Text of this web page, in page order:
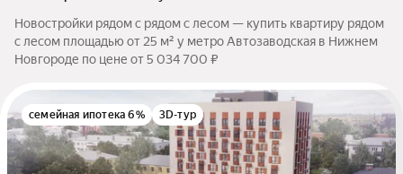
Новостройки рядом с рядом с лесом — купить квартиру рядом
с лесом площадью от 25 м² у метро Автозаводская в Нижнем
Новгороде по цене от 5 034 700 ₽
семейная ипотека 6% 3D-тур